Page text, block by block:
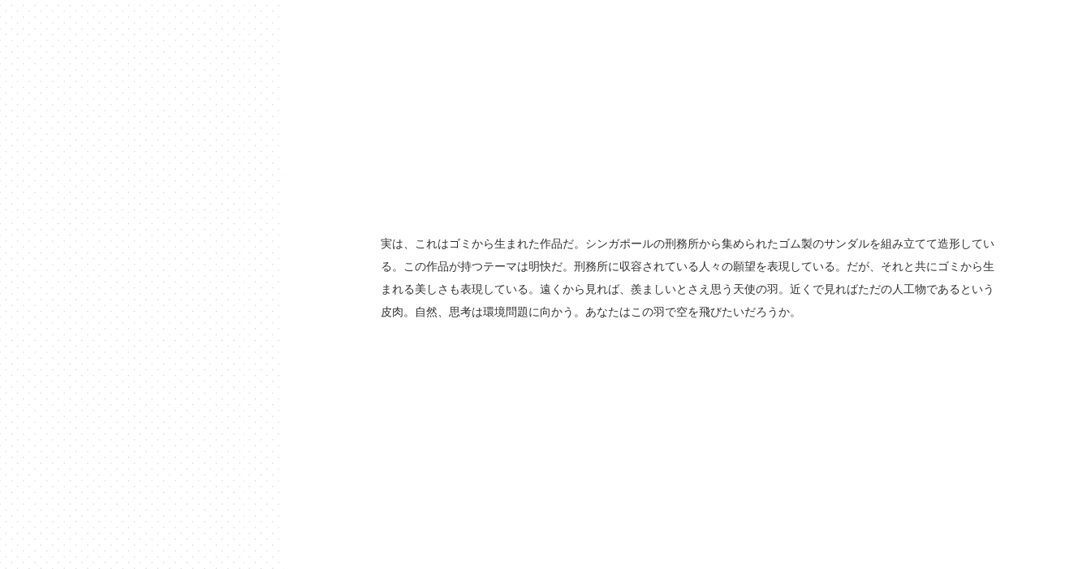
実は、これはゴミから生まれた作品だ。シンガポールの刑務所から集められたゴム製のサンダルを組み立てて造形してい
る。この作品が持つテーマは明快だ。刑務所に収容されている人々の願望を表現している。だが、それと共にゴミから生
まれる美しさも表現している。遠くから見れば、羨ましいとさえ思う天使の羽。近くで見ればただの人工物であるという
皮肉。自然、思考は環境問題に向かう。あなたはこの羽で空を飛びたいだろうか。